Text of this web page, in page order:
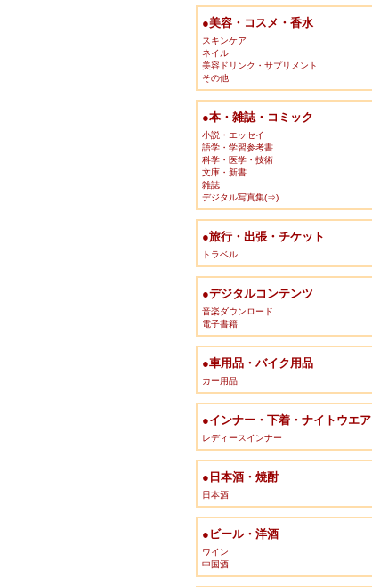
●美容・コスメ・香水
スキンケア
ネイル
美容ドリンク・サプリメント
その他
●本・雑誌・コミック
小説・エッセイ
語学・学習参考書
科学・医学・技術
文庫・新書
雑誌
デジタル写真集(⇒)
●旅行・出張・チケット
トラベル
●デジタルコンテンツ
音楽ダウンロード
電子書籍
●車用品・バイク用品
カー用品
●インナー・下着・ナイトウエア
レディースインナー
●日本酒・焼酎
日本酒
●ビール・洋酒
ワイン
中国酒